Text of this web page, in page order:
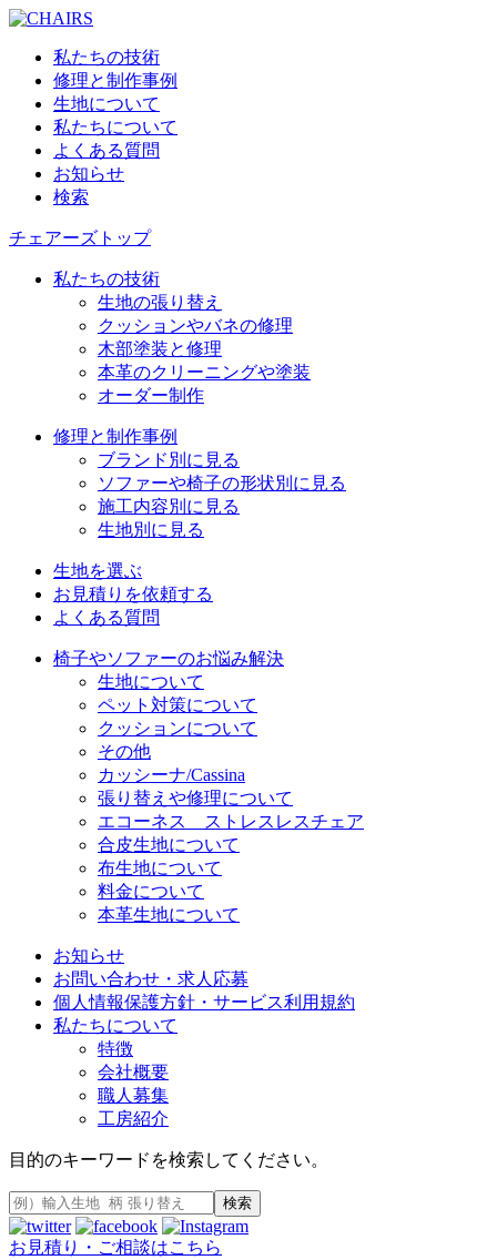
私たちの技術
修理と制作事例
生地について
私たちについて
よくある質問
お知らせ
検索
チェアーズトップ
私たちの技術
生地の張り替え
クッションやバネの修理
木部塗装と修理
本革のクリーニングや塗装
オーダー制作
修理と制作事例
ブランド別に見る
ソファーや椅子の形状別に見る
施工内容別に見る
生地別に見る
生地を選ぶ
お見積りを依頼する
よくある質問
椅子やソファーのお悩み解決
生地について
ペット対策について
クッションについて
その他
カッシーナ/Cassina
張り替えや修理について
エコーネス ストレスレスチェア
合皮生地について
布生地について
料金について
本革生地について
お知らせ
お問い合わせ・求人応募
個人情報保護方針・サービス利用規約
私たちについて
特徴
会社概要
職人募集
工房紹介
目的のキーワードを検索してください。
検索
お見積り・ご相談はこちら